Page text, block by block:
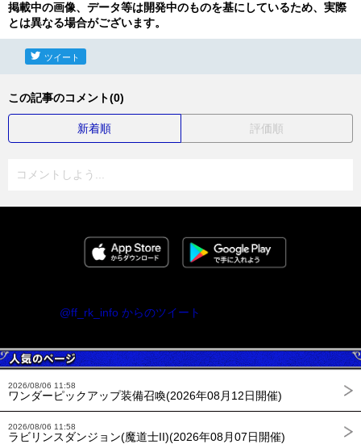
掲載中の画像、データ等は開発中のものを基にしているため、実際
とは異なる場合がございます。
ツイート
この記事のコメント(0)
新着順 評価順
コメントしよう...
@ff_rk_info からのツイート
2026/08/06 11:58
ワンダーピックアップ装備召喚(2026年08月12日開催)
2026/08/06 11:58
ラビリンスダンジョン(魔道士II)(2026年08月07日開催)